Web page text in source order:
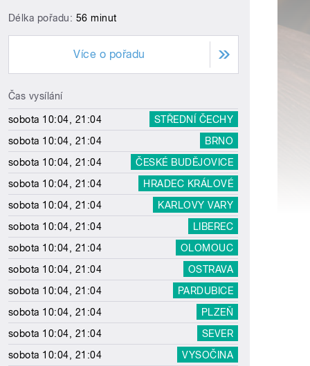
Délka pořadu: 56 minut
Více o pořadu
Čas vysílání
sobota 10:04, 21:04
STŘEDNÍ ČECHY
sobota 10:04, 21:04
BRNO
sobota 10:04, 21:04
ČESKÉ BUDĚJOVICE
sobota 10:04, 21:04
HRADEC KRÁLOVÉ
sobota 10:04, 21:04
KARLOVY VARY
sobota 10:04, 21:04
LIBEREC
sobota 10:04, 21:04
OLOMOUC
sobota 10:04, 21:04
OSTRAVA
sobota 10:04, 21:04
PARDUBICE
sobota 10:04, 21:04
PLZEŇ
sobota 10:04, 21:04
SEVER
sobota 10:04, 21:04
VYSOČINA